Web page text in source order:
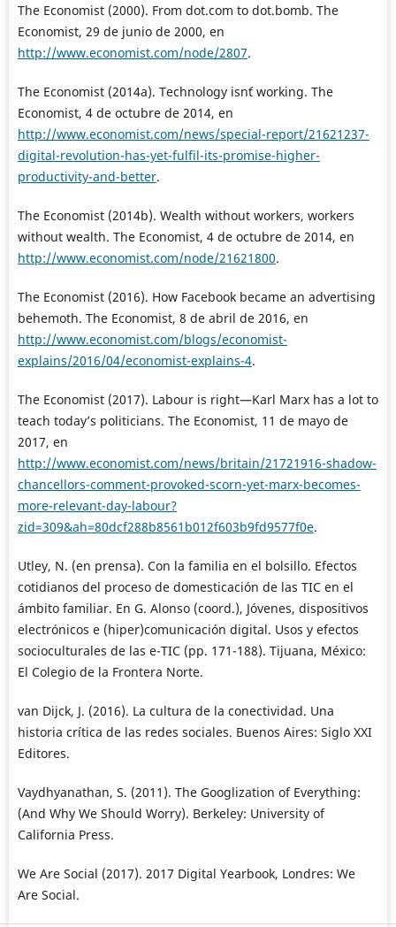
The Economist (2000). From dot.com to dot.bomb. The
Economist, 29 de junio de 2000, en
http://www.economist.com/node/2807.
The Economist (2014a). Technology isn´t working. The
Economist, 4 de octubre de 2014, en
http://www.economist.com/news/special-report/21621237-
digital-revolution-has-yet-fulfil-its-promise-higher-
productivity-and-better.
The Economist (2014b). Wealth without workers, workers
without wealth. The Economist, 4 de octubre de 2014, en
http://www.economist.com/node/21621800.
The Economist (2016). How Facebook became an advertising
behemoth. The Economist, 8 de abril de 2016, en
http://www.economist.com/blogs/economist-
explains/2016/04/economist-explains-4.
The Economist (2017). Labour is right—Karl Marx has a lot to
teach today’s politicians. The Economist, 11 de mayo de
2017, en
http://www.economist.com/news/britain/21721916-shadow-
chancellors-comment-provoked-scorn-yet-marx-becomes-
more-relevant-day-labour?
zid=309&ah=80dcf288b8561b012f603b9fd9577f0e.
Utley, N. (en prensa). Con la familia en el bolsillo. Efectos
cotidianos del proceso de domesticación de las TIC en el
ámbito familiar. En G. Alonso (coord.), Jóvenes, dispositivos
electrónicos e (hiper)comunicación digital. Usos y efectos
socioculturales de las e-TIC (pp. 171-188). Tijuana, México:
El Colegio de la Frontera Norte.
van Dijck, J. (2016). La cultura de la conectividad. Una
historia crítica de las redes sociales. Buenos Aires: Siglo XXI
Editores.
Vaydhyanathan, S. (2011). The Googlization of Everything:
(And Why We Should Worry). Berkeley: University of
California Press.
We Are Social (2017). 2017 Digital Yearbook, Londres: We
Are Social.